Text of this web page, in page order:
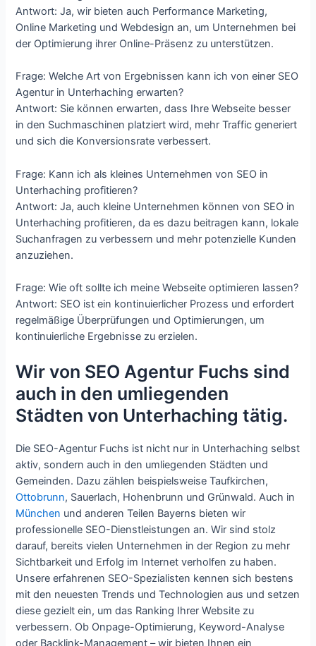
Antwort: Ja, wir bieten auch Performance Marketing,
Online Marketing und Webdesign an, um Unternehmen bei
der Optimierung ihrer Online-Präsenz zu unterstützen.
Frage: Welche Art von Ergebnissen kann ich von einer SEO
Agentur in Unterhaching erwarten?
Antwort: Sie können erwarten, dass Ihre Webseite besser
in den Suchmaschinen platziert wird, mehr Traffic generiert
und sich die Konversionsrate verbessert.
Frage: Kann ich als kleines Unternehmen von SEO in
Unterhaching profitieren?
Antwort: Ja, auch kleine Unternehmen können von SEO in
Unterhaching profitieren, da es dazu beitragen kann, lokale
Suchanfragen zu verbessern und mehr potenzielle Kunden
anzuziehen.
Frage: Wie oft sollte ich meine Webseite optimieren lassen?
Antwort: SEO ist ein kontinuierlicher Prozess und erfordert
regelmäßige Überprüfungen und Optimierungen, um
kontinuierliche Ergebnisse zu erzielen.
Wir von SEO Agentur Fuchs sind
auch in den umliegenden
Städten von Unterhaching tätig.
Die SEO-Agentur Fuchs ist nicht nur in Unterhaching selbst
aktiv, sondern auch in den umliegenden Städten und
Gemeinden. Dazu zählen beispielsweise Taufkirchen,
Ottobrunn, Sauerlach, Hohenbrunn und Grünwald. Auch in
München und anderen Teilen Bayerns bieten wir
professionelle SEO-Dienstleistungen an. Wir sind stolz
darauf, bereits vielen Unternehmen in der Region zu mehr
Sichtbarkeit und Erfolg im Internet verholfen zu haben.
Unsere erfahrenen SEO-Spezialisten kennen sich bestens
mit den neuesten Trends und Technologien aus und setzen
diese gezielt ein, um das Ranking Ihrer Website zu
verbessern. Ob Onpage-Optimierung, Keyword-Analyse